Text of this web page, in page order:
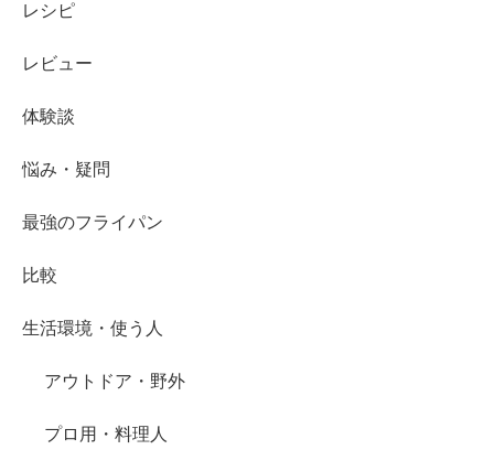
レシピ
レビュー
体験談
悩み・疑問
最強のフライパン
比較
生活環境・使う人
アウトドア・野外
プロ用・料理人